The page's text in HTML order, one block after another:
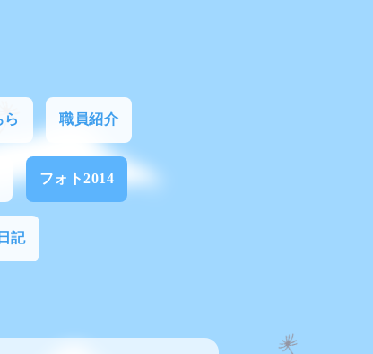
職員紹介
フォト2014
記